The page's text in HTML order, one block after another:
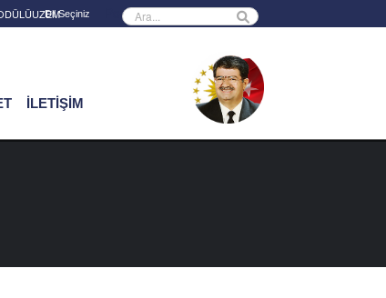
UZEM Powered by
İLETİŞİM